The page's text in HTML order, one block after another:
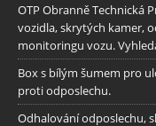
OTP Obranně Technická
vozidla, skrytých kamer,
monitoringu vozu.
Box s bílým šumem pro
proti odposlechu.
Odhalování odposlechu,